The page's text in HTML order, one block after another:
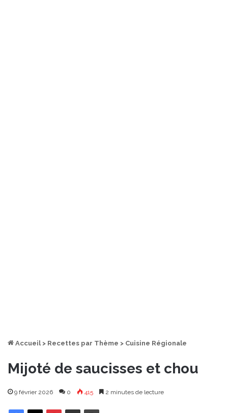
Accueil > Recettes par Thème > Cuisine Régionale
Mijoté de saucisses et chou
9 février 2026 0 415 2 minutes de lecture